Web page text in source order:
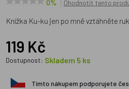
0% Ohodnotit tento
Knížka Ku-ku jen po mně vztáhněte
119 Kč
Dostupnost: Skladem 5 ks
Tímto nákupem podporujete